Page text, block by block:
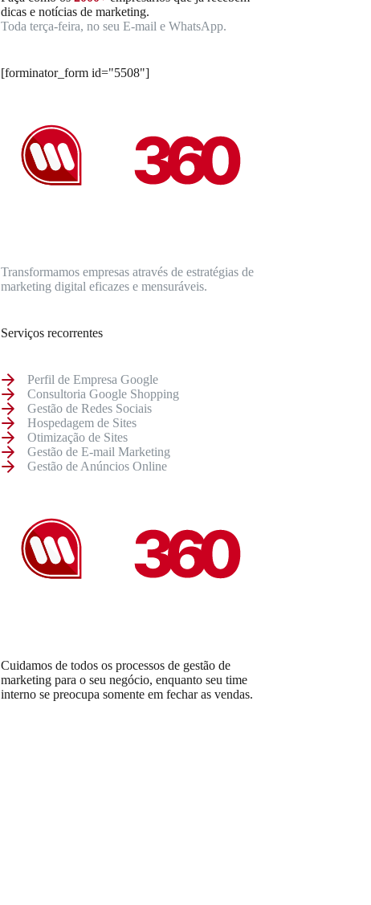
dicas e notícias de marketing.
Toda terça-feira, no seu E-mail e WhatsApp.
[forminator_form id="5508"]
Transformamos empresas através de estratégias de
marketing digital eficazes e mensuráveis.
Serviços recorrentes
Perfil de Empresa Google
Consultoria Google Shopping
Gestão de Redes Sociais
Hospedagem de Sites
Otimização de Sites
Gestão de E-mail Marketing
Gestão de Anúncios Online
Cuidamos de todos os processos de gestão de
marketing para o seu negócio, enquanto seu time
interno se preocupa somente em fechar as vendas.